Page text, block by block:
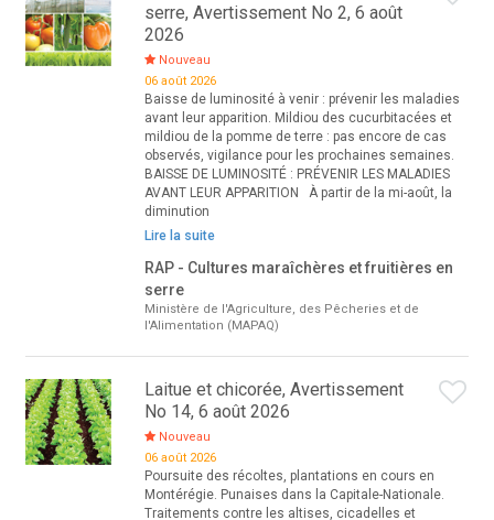
serre, Avertissement No 2, 6 août
2026
Nouveau
06 août 2026
Baisse de luminosité à venir : prévenir les maladies
avant leur apparition. Mildiou des cucurbitacées et
mildiou de la pomme de terre : pas encore de cas
observés, vigilance pour les prochaines semaines.
BAISSE DE LUMINOSITÉ : PRÉVENIR LES MALADIES
AVANT LEUR APPARITION À partir de la mi-août, la
diminution
Lire la suite
RAP - Cultures maraîchères et fruitières en
serre
Ministère de l'Agriculture, des Pêcheries et de
l'Alimentation (MAPAQ)
Laitue et chicorée, Avertissement
No 14, 6 août 2026
Nouveau
06 août 2026
Poursuite des récoltes, plantations en cours en
Montérégie. Punaises dans la Capitale-Nationale.
Traitements contre les altises, cicadelles et